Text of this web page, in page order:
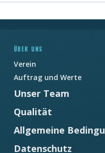
ÜBER UNS
Verein
Auftrag und Werte
Unser Team
Qualität
Allgemeine
Datenschutz